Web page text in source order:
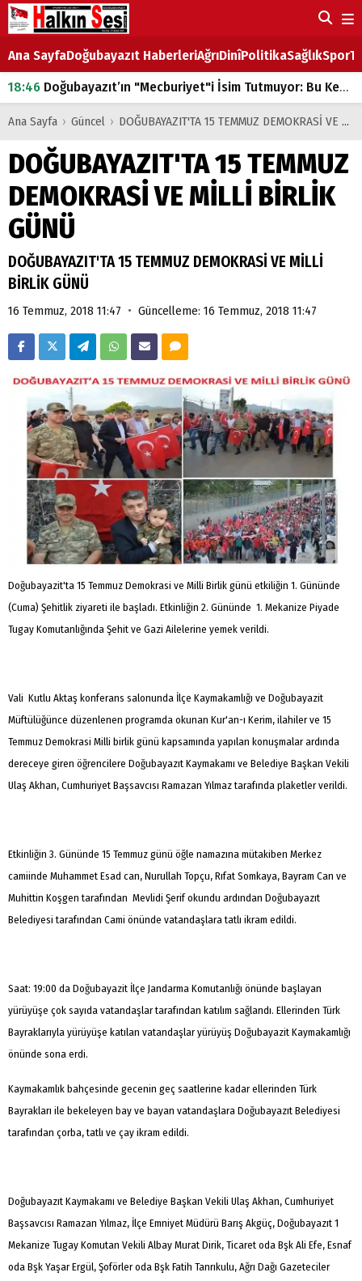
Ana SayfaDoğubayazıt HaberleriAğrıDinîPolitikaSağlıkSpor
18:46 Doğubayazıt’ın "Mecburiyet"i İsim Tutmuyor: Bu Kez de Mem u Zîn Oldu!
07:53Doğubayazıt’ta Ekmek Fiyatlarına Zam
Doğubayazıt'ta çocukların sırtındaki ağır yük
07:00
DEVLET ve HÜKÜMET
18:29ÇARŞI CADDESİ YAZ BOZ TAHTASI
Ana Sayfa › Güncel › DOĞUBAYAZIT'TA 15 TEMMUZ DEMOKRASİ VE MİLLİ BİRLİK GÜNÜ
DOĞUBAYAZIT'TA 15 TEMMUZ
DEMOKRASİ VE MİLLİ BİRLİK
GÜNÜ
DOĞUBAYAZIT'TA 15 TEMMUZ DEMOKRASİ VE MİLLİ
BİRLİK GÜNÜ
16 Temmuz, 2018 11:47 • Güncelleme: 16 Temmuz, 2018 11:47
Doğubayazit'ta 15 Temmuz Demokrasi ve Milli Birlik günü etkiliğin 1. Gününde
(Cuma) Şehitlik ziyareti ile başladı. Etkinliğin 2. Gününde 1. Mekanize Piyade
Tugay Komutanlığında Şehit ve Gazi Ailelerine yemek verildi.
Vali Kutlu Aktaş konferans salonunda İlçe Kaymakamlığı ve Doğubayazit
Müftülüğünce düzenlenen programda okunan Kur'an-ı Kerim, ilahiler ve 15
Temmuz Demokrasi Milli birlik günü kapsamında yapılan konuşmalar ardında
dereceye giren öğrencilere Doğubayazıt Kaymakamı ve Belediye Başkan Vekili
Ulaş Akhan, Cumhuriyet Başsavcısı Ramazan Yılmaz tarafında plaketler verildi.
Etkinliğin 3. Gününde 15 Temmuz günü öğle namazına mütakiben Merkez
camiinde Muhammet Esad can, Nurullah Topçu, Rıfat Somkaya, Bayram Can ve
Muhittin Koşgen tarafından Mevlidi Şerif okundu ardından Doğubayazıt
Belediyesi tarafından Cami önünde vatandaşlara tatlı ikram edildi.
Saat: 19:00 da Doğubayazit İlçe Jandarma Komutanlığı önünde başlayan
yürüyüşe çok sayıda vatandaşlar tarafından katılım sağlandı. Ellerinden Türk
Bayraklarıyla yürüyüşe katılan vatandaşlar yürüyüş Doğubayazit Kaymakamlığı
önünde sona erdi.
Kaymakamlık bahçesinde gecenin geç saatlerine kadar ellerinden Türk
Bayrakları ile bekeleyen bay ve bayan vatandaşlara Doğubayazıt Belediyesi
tarafından çorba, tatlı ve çay ikram edildi.
Doğubayazıt Kaymakamı ve Belediye Başkan Vekili Ulaş Akhan, Cumhuriyet
Başsavcısı Ramazan Yılmaz, İlçe Emniyet Müdürü Barış Akgüç, Doğubayazıt 1
Mekanize Tugay Komutan Vekili Albay Murat Dirik, Ticaret oda Bşk Ali Efe, Esnaf
oda Bşk Yaşar Ergül, Şoförler oda Bşk Fatih Tanrıkulu, Ağrı Dağı Gazeteciler